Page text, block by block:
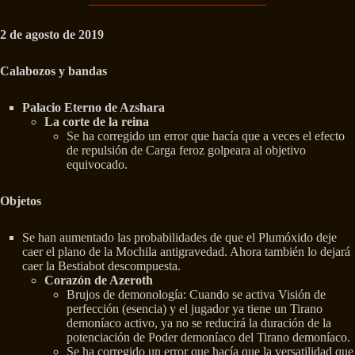
2 de agosto de 2019
Calabozos y bandas
Palacio Eterno de Azshara
La corte de la reina
Se ha corregido un error que hacía que a veces el efecto
de repulsión de Carga feroz golpeara al objetivo
equivocado.
Objetos
Se han aumentado las probabilidades de que el Plumóxido deje
caer el plano de la Mochila antigravedad. Ahora también lo dejará
caer la Bestiabot descompuesta.
Corazón de Azeroth
Brujos de demonología: Cuando se activa Visión de
perfección (esencia) y el jugador ya tiene un Tirano
demoníaco activo, ya no se reducirá la duración de la
potenciación de Poder demoníaco del Tirano demoníaco.
Se ha corregido un error que hacía que la versatilidad que